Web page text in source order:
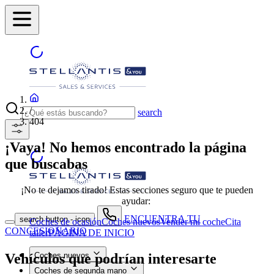
search
search button - icon
ENCUENTRA TU
CONCESIONARIO
Coches nuevos
Coches de segunda mano
/
404
¡Vaya! No hemos encontrado la página
que buscabas
¡No te dejamos tirado! Estas secciones seguro que te pueden
ayudar:
Coches de ocasiónCoches nuevosVender mi cocheCita
tallerPÁGINA DE INICIO
Vehículos que podrían interesarte